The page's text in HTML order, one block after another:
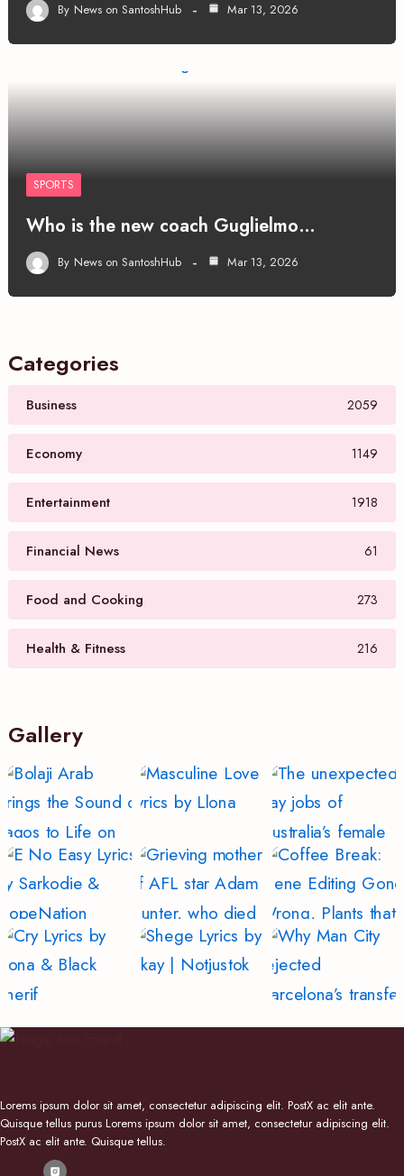
By News on SantoshHub Mar 13, 2026
SPORTS
Who is the new coach Guglielmo…
By News on SantoshHub Mar 13, 2026
Categories
Business 2059
Economy 1149
Entertainment 1918
Financial News 61
Food and Cooking 273
Health & Fitness 216
Gallery
Lorems ipsum dolor sit amet, consectetur adipiscing elit. PostX ac elit ante.
Quisque tellus purus Lorems ipsum dolor sit amet, consectetur adipiscing elit.
PostX ac elit ante. Quisque tellus.